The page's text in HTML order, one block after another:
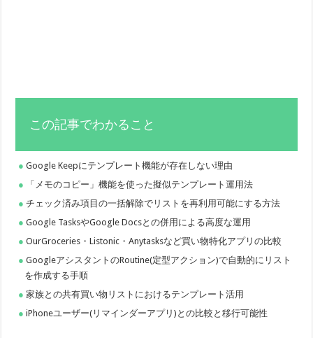
この記事でわかること
Google Keepにテンプレート機能が存在しない理由
「メモのコピー」機能を使った擬似テンプレート運用法
チェック済み項目の一括解除でリストを再利用可能にする方法
Google TasksやGoogle Docsとの併用による高度な運用
OurGroceries・Listonic・Anytasksなど買い物特化アプリの比較
GoogleアシスタントのRoutine(定型アクション)で自動的にリスト
を作成する手順
家族との共有買い物リストにおけるテンプレート活用
iPhoneユーザー(リマインダーアプリ)との比較と移行可能性